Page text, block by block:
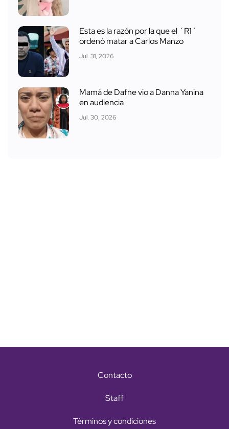
Esta es la razón por la que el ´R1´
ordenó matar a Carlos Manzo
Jul. 31, 2026
Mamá de Dafne vio a Danna Yanina
en audiencia
Jul. 30, 2026
Contacto
Staff
Términos y condiciones